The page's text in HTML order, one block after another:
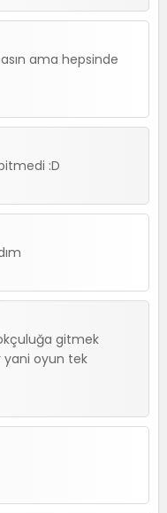
ama hepsinde
:D
gitmek
yani oyun tek